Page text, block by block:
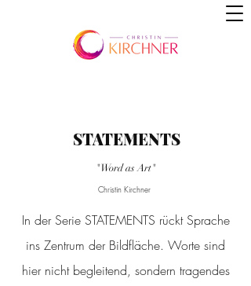
STATEMENTS
"Word as Art"
Christin Kirchner
In der Serie STATEMENTS rückt Sprache
ins Zentrum der Bildfläche. Worte sind
hier nicht begleitend, sondern tragendes